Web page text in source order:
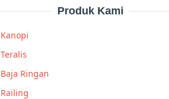
Produk Kami
Kanopi
Teralis
Baja Ringan
Railing